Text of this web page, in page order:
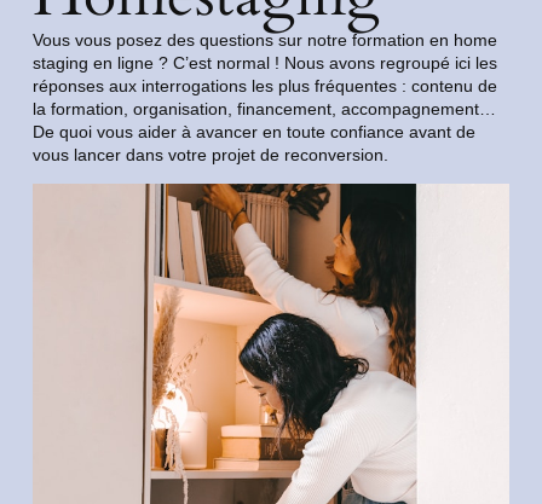
Vous vous posez des questions sur notre formation en home
staging en ligne ? C’est normal ! Nous avons regroupé ici les
réponses aux interrogations les plus fréquentes : contenu de
la formation, organisation, financement, accompagnement…
De quoi vous aider à avancer en toute confiance avant de
vous lancer dans votre projet de reconversion.